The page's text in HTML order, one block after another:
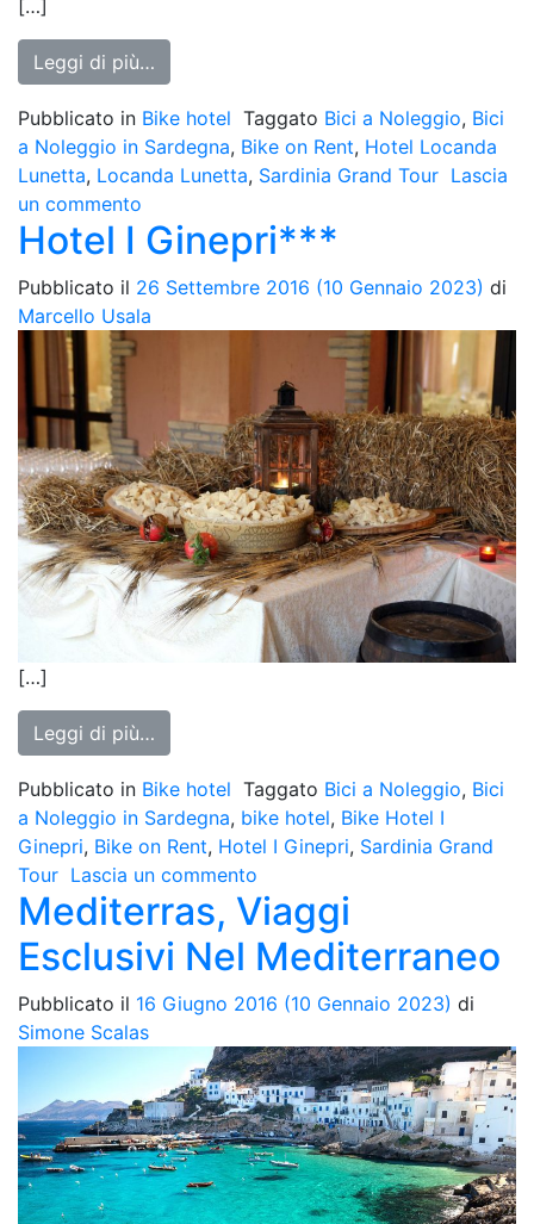
[…]
Leggi di più…
Pubblicato in Bike hotel Taggato Bici a Noleggio, Bici
a Noleggio in Sardegna, Bike on Rent, Hotel Locanda
Lunetta, Locanda Lunetta, Sardinia Grand Tour Lascia
un commento
Locanda
Lunetta***
Hotel I Ginepri***
Pubblicato il 26 Settembre 2016 (10 Gennaio 2023) di
Marcello Usala
[…]
Leggi di più…
Pubblicato in Bike hotel Taggato Bici a Noleggio, Bici
a Noleggio in Sardegna, bike hotel, Bike Hotel I
Ginepri, Bike on Rent, Hotel I Ginepri, Sardinia Grand
Tour Lascia un commento
Hotel
Ginepri***
Mediterras, Viaggi
Esclusivi Nel Mediterraneo
Pubblicato il 16 Giugno 2016 (10 Gennaio 2023) di
Simone Scalas